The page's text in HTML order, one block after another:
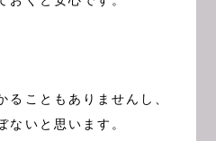
ることもありませんし、
ないと思います。